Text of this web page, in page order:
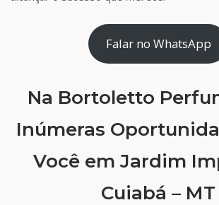
Falar no WhatsApp
Na Bortoletto
Inúmeras
Você em Jardim
Cuiabá – MT